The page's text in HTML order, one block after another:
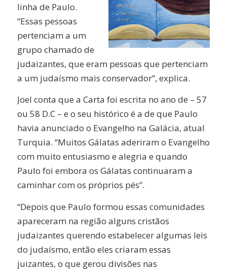
linha de Paulo.
“Essas pessoas
pertenciam a um
grupo chamado de
judaizantes, que eram pessoas que pertenciam
a um judaísmo mais conservador”, explica.
Joel conta que a Carta foi escrita no ano de – 57
ou 58 D.C – e o seu histórico é a de que Paulo
havia anunciado o Evangelho na Galácia, atual
Turquia. “Muitos Gálatas aderiram o Evangelho
com muito entusiasmo e alegria e quando
Paulo foi embora os Gálatas continuaram a
caminhar com os próprios pés”.
“Depois que Paulo formou essas comunidades
apareceram na região alguns cristãos
judaizantes querendo estabelecer algumas leis
do judaísmo, então eles criaram essas
juizantes, o que gerou divisões nas